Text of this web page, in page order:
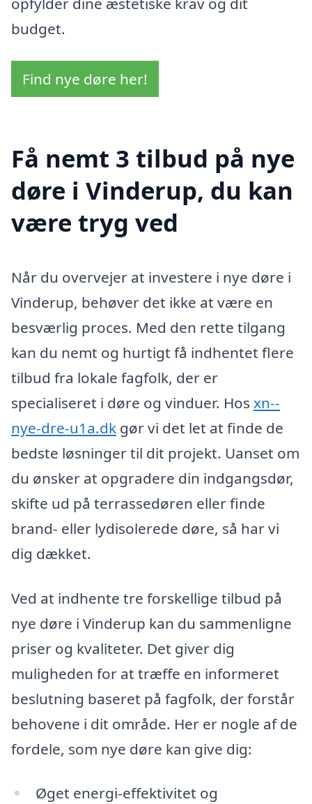
budget.
Find nye døre her!
Få nemt 3 tilbud på nye
døre i Vinderup, du kan
være tryg ved
Når du overvejer at investere i nye døre i
Vinderup, behøver det ikke at være en
besværlig proces. Med den rette tilgang
kan du nemt og hurtigt få indhentet flere
tilbud fra lokale fagfolk, der er
specialiseret i døre og vinduer. Hos xn--
nye-dre-u1a.dk gør vi det let at finde de
bedste løsninger til dit projekt. Uanset om
du ønsker at opgradere din indgangsdør,
skifte ud på terrassedøren eller finde
brand- eller lydisolerede døre, så har vi
dig dækket.
Ved at indhente tre forskellige tilbud på
nye døre i Vinderup kan du sammenligne
priser og kvaliteter. Det giver dig
muligheden for at træffe en informeret
beslutning baseret på fagfolk, der forstår
behovene i dit område. Her er nogle af de
fordele, som nye døre kan give dig:
Øget energi-effektivitet og